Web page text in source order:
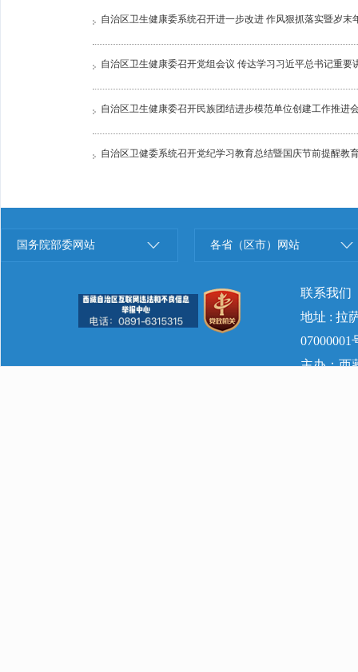
自治区卫生健康委系统召开进一步改进 作风狠抓落实暨岁末
自治区卫生健康委召开党组会议 传达学习习近平总书记重要
自治区卫生健康委召开民族团结进步模范单位创建工作推进
自治区卫健委系统召开党纪学习教育总结暨国庆节前提醒教
国务院部委网站 各省（区市）网站
联系我们
地址 : 拉
07000001
主办：西